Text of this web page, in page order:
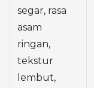
segar, rasa
asam
ringan,
tekstur
lembut,